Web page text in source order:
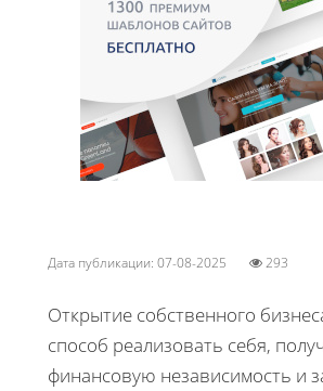
Дата публикации: 07-08-2025 293
Открытие собственного
способ реализовать себя,
финансовую независимость и